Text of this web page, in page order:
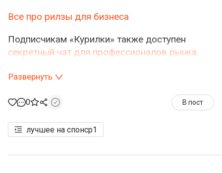
Все про рилзы для бизнеса
Подписчикам «Курилки» также доступен
секретный чат для профессионалов рынка.
Развернуть
0 В пост
лучшее на спонср1